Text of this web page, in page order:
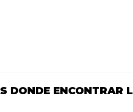
DONDE ENCONTRAR